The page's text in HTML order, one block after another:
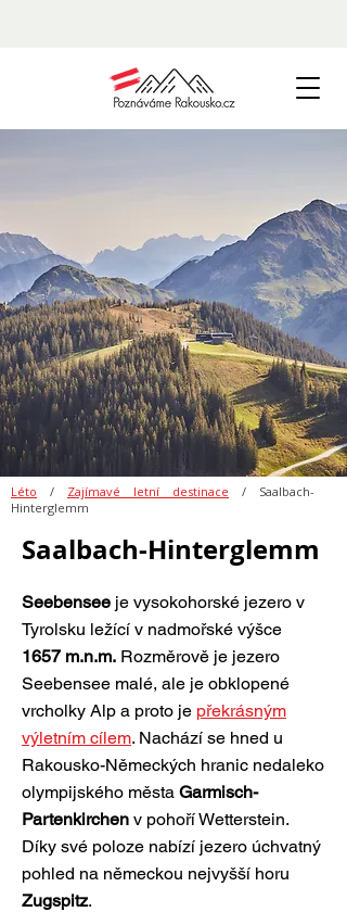
Léto / Zajímavé letní destinace / Saalbach-
Hinterglemm
Saalbach-Hinterglemm
Seebensee je vysokohorské jezero v
Tyrolsku ležící v nadmořské výšce
1657 m.n.m. Rozměrově je jezero
Seebensee malé, ale je obklopené
vrcholky Alp a proto je překrásným
výletním cílem. Nachází se hned u
Rakousko-Německých hranic nedaleko
olympijského města Garmisch-
Partenkirchen v pohoří Wetterstein.
Díky své poloze nabízí jezero úchvatný
pohled na německou nejvyšší horu
Zugspitz.